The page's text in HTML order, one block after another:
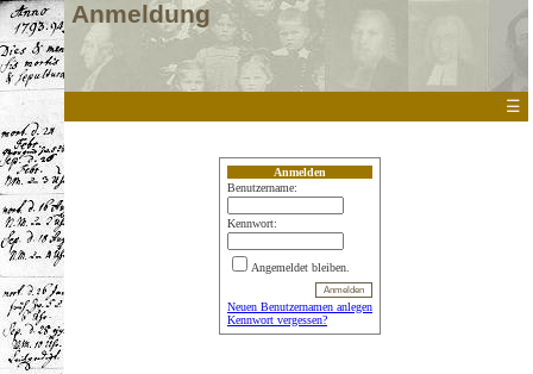
Anmeldung
☰
Anmelden
Benutzername:
Kennwort:
Angemeldet bleiben.
Neuen Benutzernamen anlegen
Kennwort vergessen?